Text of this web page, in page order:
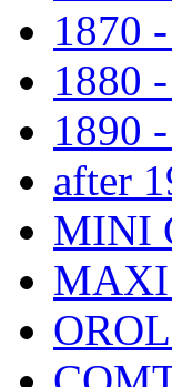
1870
1880
1890
after
MINI
MAXI